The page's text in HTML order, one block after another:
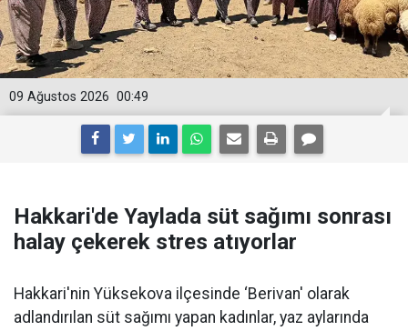
00:49
09 Ağustos 2026
Hakkari'de Yaylada süt sağımı sonrası
halay çekerek stres atıyorlar
Hakkari'nin Yüksekova ilçesinde ‘Berivan' olarak
adlandırılan süt sağımı yapan kadınlar, yaz aylarında